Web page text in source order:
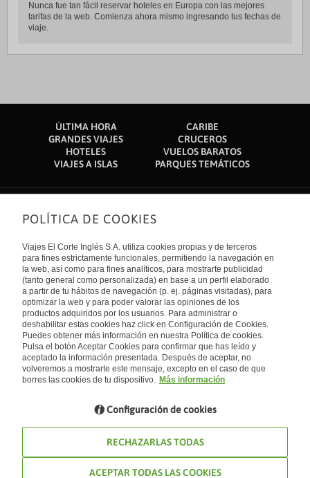
Nunca fue tan fácil reservar hoteles en Europa con las mejores
tarifas de la web. Comienza ahora mismo ingresando tus fechas de
viaje.
ÚLTIMA HORA
CARIBE
GRANDES VIAJES
CRUCEROS
HOTELES
VUELOS BARATOS
VIAJES A ISLAS
PARQUES TEMÁTICOS
Sobre nosotros
Quiénes somos
Financiación
Sostenibilidad
Turismo accesible
Tarjeta El Corte Inglés
Trabaja con nosotros
El Corte Inglés
Canal Ético
Enlaces de interés
Guías de viaje
Catálogos
Auto check-in
Condiciones Generales
Política de privacidad
Política de cookies
Accesibilidad
Empresas/ Grupos
Internacional
España
Visita nuestro blog
Blog de Viajes el Corte inglés
POLÍTICA DE COOKIES
Viajes El Corte Inglés S.A. utiliza cookies propias y de terceros
para fines estrictamente funcionales, permitiendo la navegación en
la web, así como para fines analíticos, para mostrarte publicidad
(tanto general como personalizada) en base a un perfil elaborado
a partir de tu hábitos de navegación (p. ej. páginas visitadas), para
optimizar la web y para poder valorar las opiniones de los
productos adquiridos por los usuarios. Para administrar o
deshabilitar estas cookies haz click en Configuración de Cookies.
Puedes obtener más información en nuestra Política de cookies.
Pulsa el botón Aceptar Cookies para confirmar que has leído y
aceptado la información presentada. Después de aceptar, no
volveremos a mostrarte este mensaje, excepto en el caso de que
borres las cookies de tu dispositivo. Más información
Configuración de cookies
RECHAZARLAS TODAS
ACEPTAR TODAS LAS COOKIES